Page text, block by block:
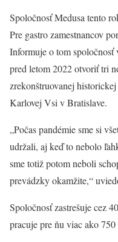
Spoločnosť Medusa tento
Pre gastro zamestnancov
Informuje o tom spoločnosť
pred letom 2022 otvoriť tri
zrekonštruovanej
Karlovej Vsi v Bratislave.
„Počas pandémie sme si
udržali, aj keď to nebolo
sme totiž potom neboli
prevádzky okamžite,“
Spoločnosť zastrešuje cez
pracuje pre ňu viac ako 750